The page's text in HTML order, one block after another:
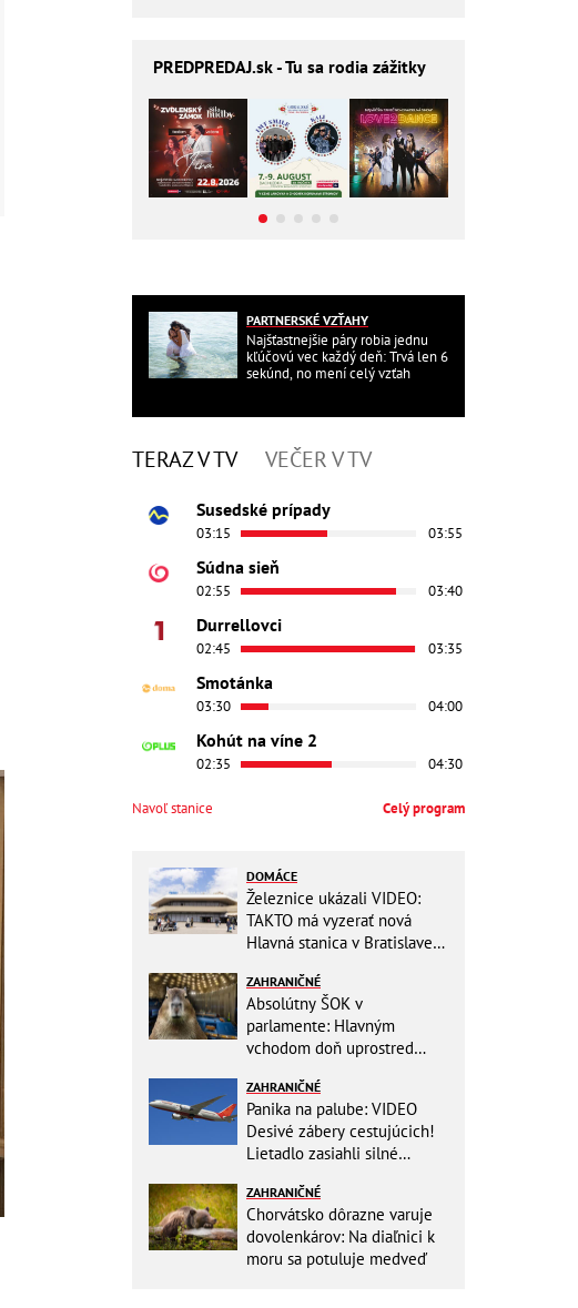
PREDPREDAJ.sk - Tu sa rodia zážitky
PARTNERSKÉ VZŤAHY
Najšťastnejšie páry robia jednu
kľúčovú vec každý deň: Trvá len 6
sekúnd, no mení celý vzťah
TERAZ V TV VEČER V TV
Susedské prípady
03:15 03:55
Súdna sieň
02:55 03:40
Durrellovci
02:45 03:35
Smotánka
03:30 04:00
Kohút na víne 2
02:35 04:30
Navoľ stanice Celý program
DOMÁCE
Železnice ukázali VIDEO:
TAKTO má vyzerať nová
Hlavná stanica v Bratislave!
toalety
ZAHRANIČNÉ
Absolútny ŠOK v
parlamente: Hlavným
vchodom doň uprostred
KAPYBARY, kde sa tam
nabrali?
ZAHRANIČNÉ
Panika na palube: VIDEO
Desivé zábery cestujúcich!
Lietadlo zasiahli silné
ZAHRANIČNÉ
Chorvátsko dôrazne varuje
dovolenkárov: Na diaľnici k
moru sa potuluje medveď